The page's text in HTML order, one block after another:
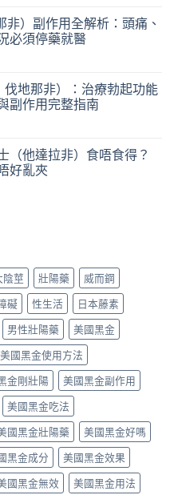
非）副作用全解析：頭痛、
必須停藥就醫
伐地那非）：治療勃起功能
副作用完整指南
（他達拉非）食唔食得？
好亂夾
陰莖 壯陽藥
威而鋼
礙 性生活
日本藤素
男性壯陽藥
美國黑金
美國黑金使用方法
金剛壯陽
美國黑金副作用
美國黑金吃法
國黑金壯陽藥
美國黑金好嗎
黑金成分
美國黑金效果
國黑金無效 美國黑金用法